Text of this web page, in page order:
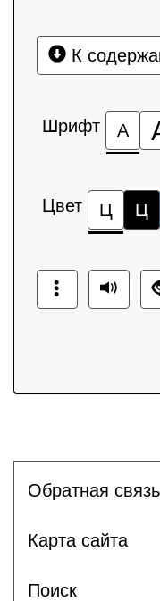
К
Шрифт А
Цвет Ц Ц
Обратная связь
Карта сайта
Поиск